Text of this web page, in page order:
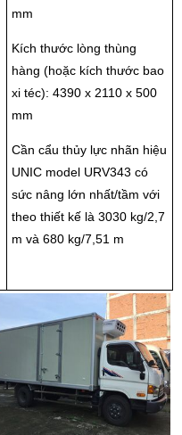
mm
Kích thước lòng thùng
hàng (hoặc kích thước bao
xi téc): 4390 x 2110 x 500
mm
Cần cẩu thủy lực nhãn hiệu
UNIC model URV343 có
sức nâng lớn nhất/tầm với
theo thiết kế là 3030 kg/2,7
m và 680 kg/7,51 m